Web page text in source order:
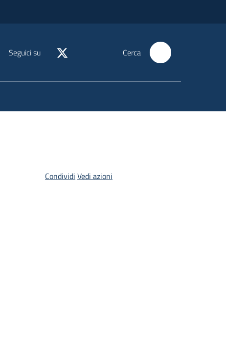
Seguici su Cerca
Condividi Vedi azioni